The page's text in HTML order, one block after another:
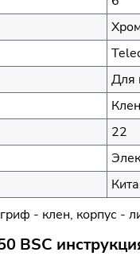
Для
Клен
22
- клен, корпус -
BSC